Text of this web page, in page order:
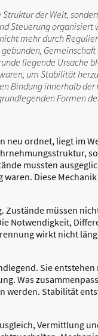
der Welt,
Steuerung
mehr durch
liegende Ursache
um Stabilität
Bindung innerhalb
Formen
neu ordnet, liegt im
mussten
Diese
Zustände müssen
Notwendigkeit,
wirkt nicht
Sie
Was
werden. Stabilität
Vermittlung